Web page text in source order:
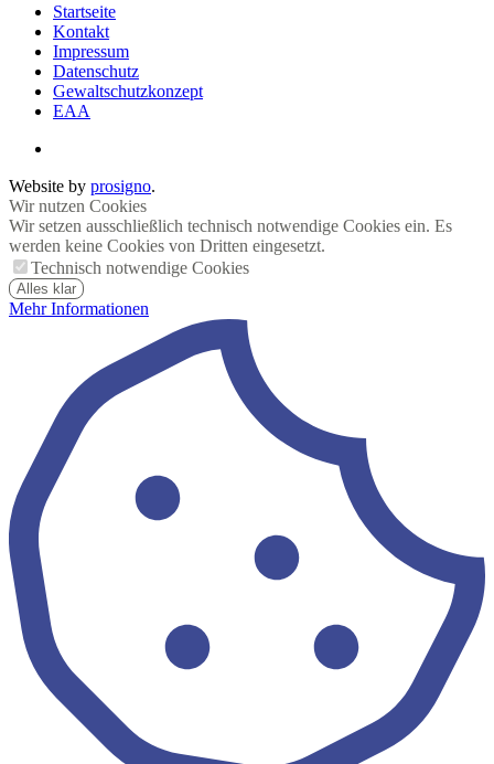
Startseite
Kontakt
Impressum
Datenschutz
Gewaltschutzkonzept
EAA
Website by prosigno.
Wir nutzen Cookies
Wir setzen ausschließlich technisch notwendige Cookies ein. Es
werden keine Cookies von Dritten eingesetzt.
Technisch notwendige Cookies
Alles klar
Mehr Informationen